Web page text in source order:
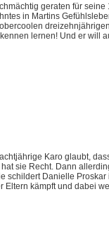
geraten für
in Martins
lernen! Und er will
Karo glaubt,
sie Recht. Dann
schildert Danielle
kämpft und dabei